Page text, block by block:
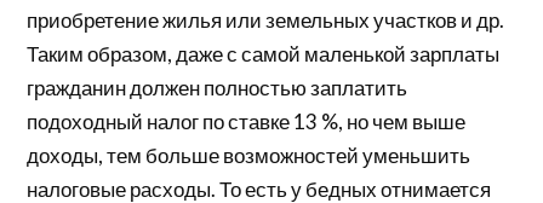
приобретение жилья или земельных участков и др.
Таким образом, даже с самой маленькой зарплаты
гражданин должен полностью заплатить
подоходный налог по ставке 13 %, но чем выше
доходы, тем больше возможностей уменьшить
налоговые расходы. То есть у бедных отнимается